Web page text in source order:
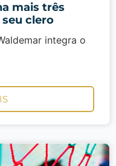
mais três
clero
integra o